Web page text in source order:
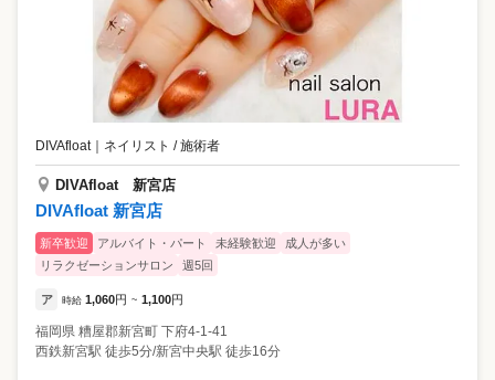
DIVAfloat｜ ネイリスト / 施術者
DIVAfloat 新宮店
DIVAfloat 新宮店
新卒歓迎 アルバイト・パート 未経験歓迎
成人が多い
リラクゼーションサロン
週5回
ア 時給 1,060円 ~ 1,100円
福岡県 糟屋郡新宮町 下府4-1-41
西鉄新宮駅 徒歩5分/新宮中央駅 徒歩16分